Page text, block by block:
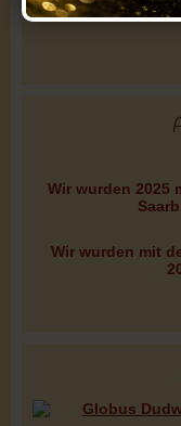
Wir wurden 2025
Wir wurden mit